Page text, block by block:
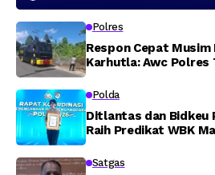
Polres
Respon Cepat Musim
Karhutla: Awc Polres
Tuasai
Polda
Ditlantas dan Bidkeu
Raih Predikat WBK
Berintegritas
Satgas